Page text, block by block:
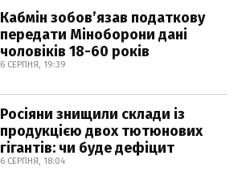
Кабмін зобовʼязав податкову
передати Міноборони дані
чоловіків 18-60 років
6 СЕРПНЯ, 19:39
Росіяни знищили склади із
продукцією двох тютюнових
гігантів: чи буде дефіцит
6 СЕРПНЯ, 18:04